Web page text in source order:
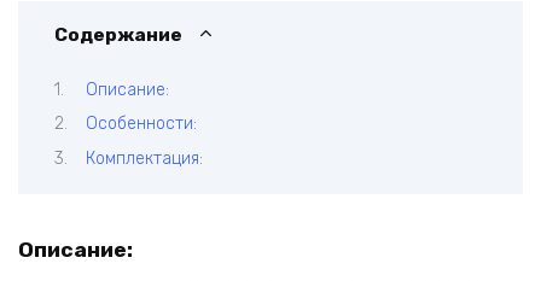
Содержание
Описание:
Особенности:
Комплектация:
Описание: